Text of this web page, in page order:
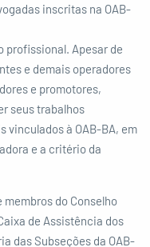
inscritas na OAB-
profissional. Apesar de
e demais operadores
e promotores,
seus trabalhos
vinculados à OAB-BA, em
e a critério da
do Conselho
de Assistência dos
das Subseções da OAB-